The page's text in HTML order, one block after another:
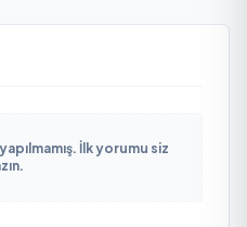
İlk yorumu siz